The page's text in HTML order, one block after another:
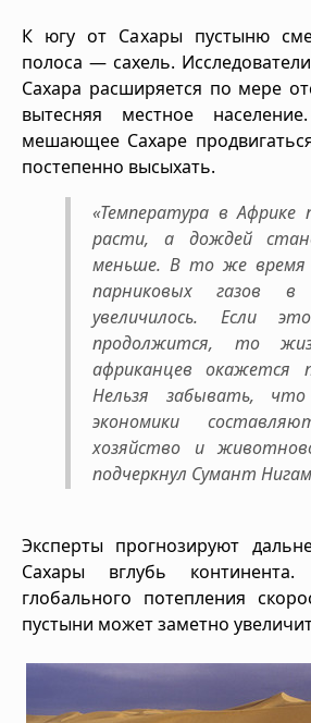
К югу от Сахары пустыню
полоса — сахель.
Сахара расширяется по мере
вытесняя местное
мешающее Сахаре
постепенно высыхать.
«Температура в Африке
расти, а дождей
меньше. В то же время
парниковых газов в
увеличилось. Если
продолжится, то
африканцев окажется
Нельзя забывать,
экономики
хозяйство и
подчеркнул Сумант
Эксперты прогнозируют
Сахары вглубь
глобального потепления
пустыни может заметно